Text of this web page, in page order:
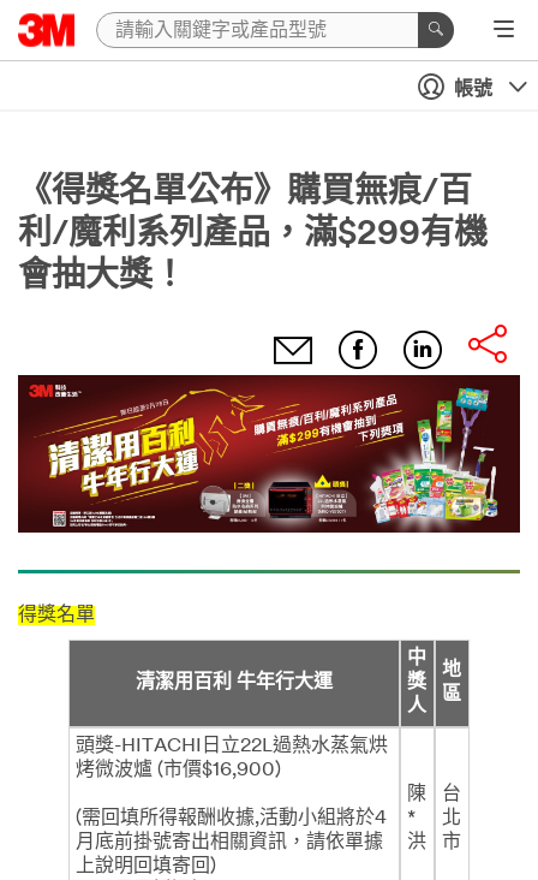
帳號
《得獎名單公布》購買無痕/百
利/魔利系列產品，滿$299有機
會抽大獎！
得獎名單
清潔用百利 牛年行大運
中
獎
人
地
區
頭獎-HITACHI日立22L過熱水蒸氣烘
烤微波爐 (市價$16,900)
(需回填所得報酬收據,活動小組將於4
月底前掛號寄出相關資訊，請依單據
上說明回填寄回)
陳
*
洪
台
北
市